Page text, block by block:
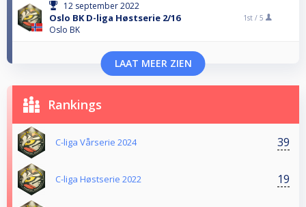
12 september 2022
Oslo BK D-liga Høstserie 2/16
Oslo BK
1st / 5
LAAT MEER ZIEN
Rankings
C-liga Vårserie 2024 39
C-liga Høstserie 2022 19